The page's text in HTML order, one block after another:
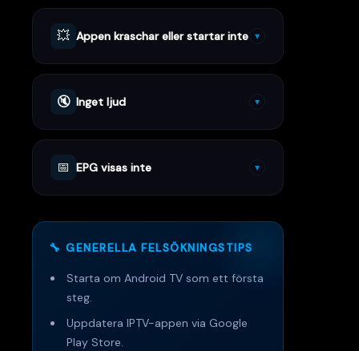
💥 Appen kraschar eller startar inte ▾
🔇 Inget ljud ▾
📅 EPG visas inte ▾
🔧 GENERELLA FELSÖKNINGSTIPS
Starta om Android TV som ett första
steg.
Uppdatera IPTV-appen via Google
Play Store.